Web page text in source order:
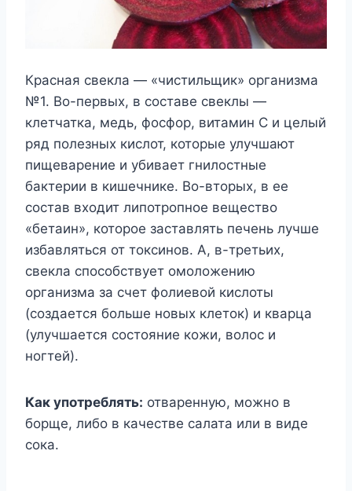
Красная свекла — «чистильщик» организма
№1. Во-первых, в составе свеклы —
клетчатка, медь, фосфор, витамин С и целый
ряд полезных кислот, которые улучшают
пищеварение и убивает гнилостные
бактерии в кишечнике. Во-вторых, в ее
состав входит липотропное вещество
«бетаин», которое заставлять печень лучше
избавляться от токсинов. А, в-третьих,
свекла способствует омоложению
организма за счет фолиевой кислоты
(создается больше новых клеток) и кварца
(улучшается состояние кожи, волос и
ногтей).
Как употреблять: отваренную, можно в
борще, либо в качестве салата или в виде
сока.